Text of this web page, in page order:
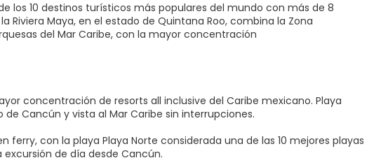
los 10 destinos turísticos más populares del mundo con más de 8
Maya, en el estado de Quintana Roo, combina la Zona
del Mar Caribe, con la mayor concentración
concentración de resorts all inclusive del Caribe mexicano. Playa
Cancún y vista al Mar Caribe sin interrupciones.
ferry, con la playa Playa Norte considerada una de las 10 mejores playas
de día desde Cancún.